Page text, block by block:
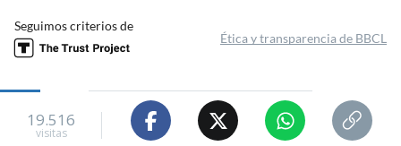
Seguimos criterios de
Ética y transparencia de BBCL
19.516
visitas